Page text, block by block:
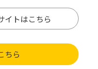
イトはこちら
ちら